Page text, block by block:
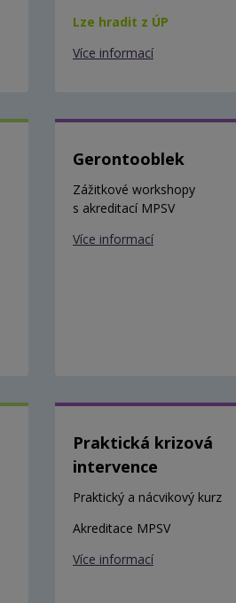
Lze hradit z ÚP
Více informací
Gerontooblek
Zážitkové workshopy
s akreditací MPSV
Více informací
Praktická krizová
intervence
Praktický a nácvikový kurz
Akreditace MPSV
Více informací